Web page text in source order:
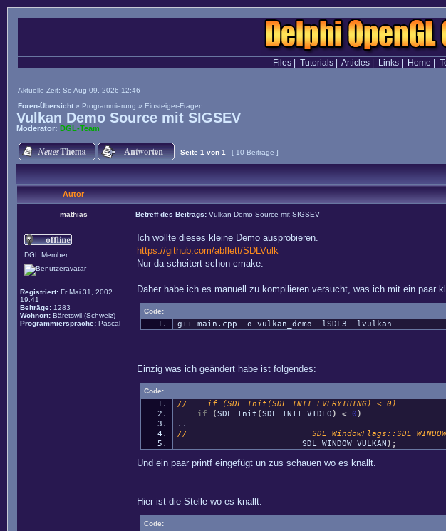
Files| Tutorials| Articles| Links| Home
Aktuelle Zeit: So Aug 09, 2026 12:46
Foren-Übersicht » Programmierung » Einsteiger-Fragen
Vulkan Demo Source mit SIGSEV
Moderator: DGL-Team
Seite 1 von 1 [ 10 Beiträge ]
Autor
mathias Betreff des Beitrags: Vulkan Demo Source mit SIGSEV
DGL Member
Registriert: Fr Mai 31, 2002
19:41
Beiträge: 1283
Wohnort: Bäretswil (Schweiz)
Programmiersprache: Pascal
Ich wollte dieses kleine Demo ausprobieren.
https://github.com/abflett/SDLVulk
Nur da scheitert schon cmake.
Daher habe ich es manuell zu kompilieren versucht, was ich mit ein paar
Code:
g++ main.cpp -o vulkan_demo -lSDL3 -lvulkan
Einzig was ich geändert habe ist folgendes:
Code:
// if (SDL_Init(SDL_INIT_EVERYTHING) < 0)
if
(SDL_Init (SDL_INIT_VIDEO ) < 0 )
..
//
SDL_WINDOW_VULKAN ) ;
Und ein paar printf eingefügt un zus schauen wo es knallt.
Hier ist die Stelle wo es knallt.
Code: